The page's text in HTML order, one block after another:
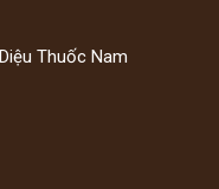
Thuốc Nam